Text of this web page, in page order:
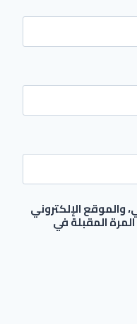
والموقع الإلكتروني
المقبلة في